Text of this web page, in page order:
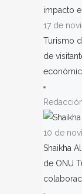
17 de
Turismo
de
10 de
Shaikha
de ONU